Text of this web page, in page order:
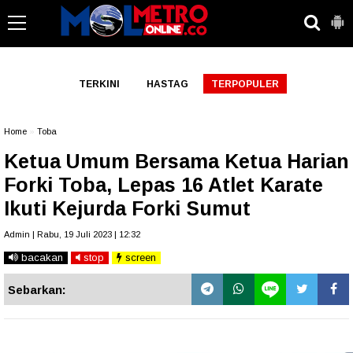
TERKINI HASTAG TERPOPULER
Home Toba
Ketua Umum Bersama Ketua Harian
Forki Toba, Lepas 16 Atlet Karate
Ikuti Kejurda Forki Sumut
Admin | Rabu, 19 Juli 2023 | 12:32
bacakan stop screen
Sebarkan: